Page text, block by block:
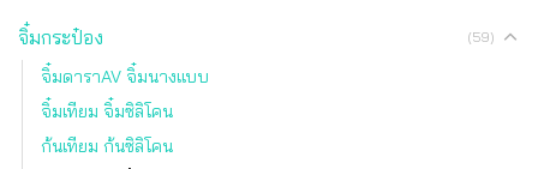
จิ๋มกระป๋อง (59)
จิ๋มดาราAV จิ๋มนางแบบ
จิ๋มเทียม จิ๋มซิลิโคน
ก้นเทียม ก้นซิลิโคน